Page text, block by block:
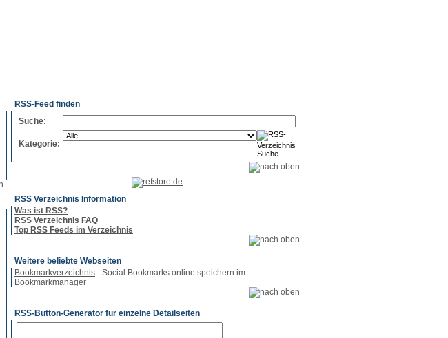
RSS-Feed finden
Suche:
Kategorie:
RSS Verzeichnis Information
Was ist RSS?
RSS Verzeichnis FAQ
Top RSS Feeds im Verzeichnis
Weitere beliebte Webseiten
Bookmarkverzeichnis - Social Bookmarks online speichern im
Bookmarkmanager
RSS-Button-Generator für einzelne Detailseiten